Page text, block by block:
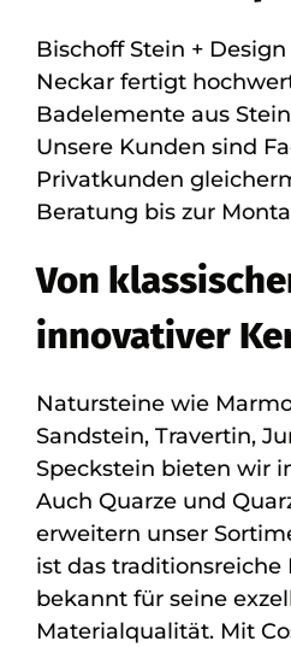
Bischoff Stein +
Neckar fertigt
Badelemente aus
Unsere Kunden sind
Privatkunden
Beratung bis zur
Von
innovativer
Natursteine wie
Sandstein, Travertin,
Speckstein bieten wir
Auch Quarze und
erweitern unser
ist das traditionsreiche
bekannt für seine
Materialqualität. Mit